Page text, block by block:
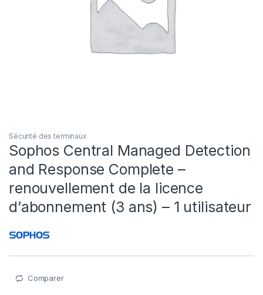
Sécurité des terminaux
Sophos Central Managed Detection
and Response Complete –
renouvellement de la licence
d’abonnement (3 ans) – 1 utilisateur
Comparer